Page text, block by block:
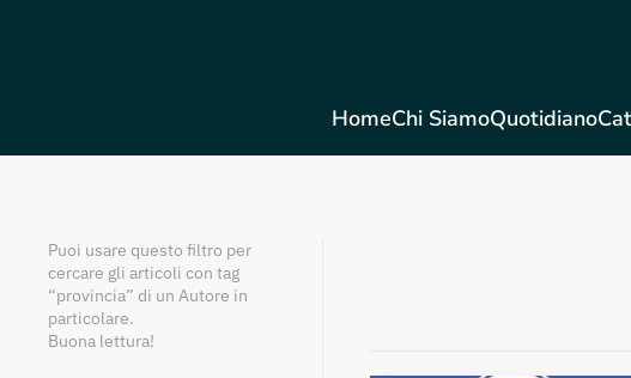
HomeChi SiamoQuotidiano
Puoi usare questo filtro per
cercare gli articoli con tag
“provincia” di un Autore in
particolare.
Buona lettura!